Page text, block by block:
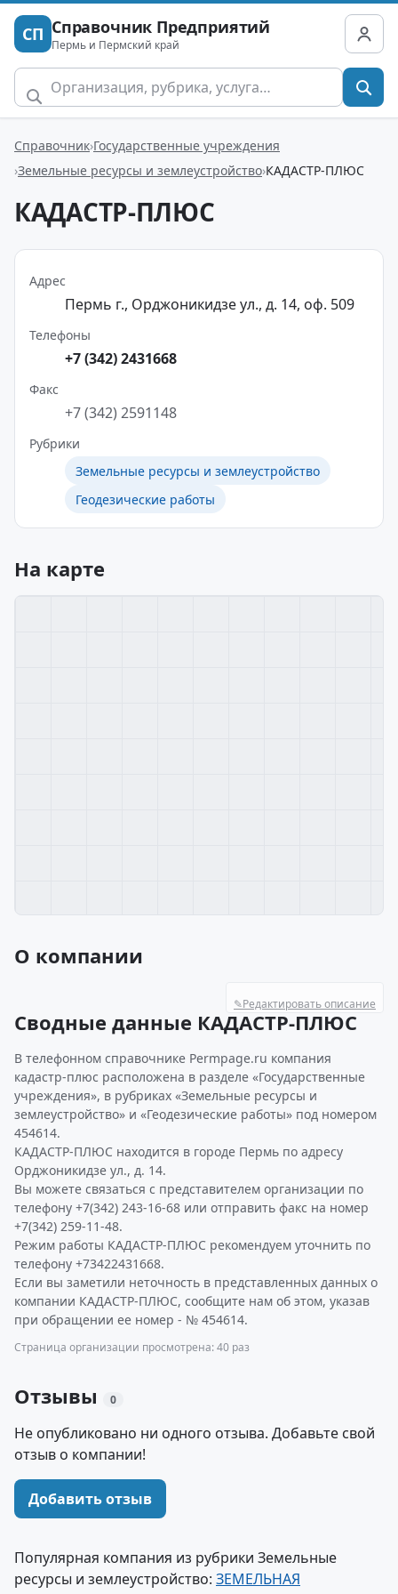
СП Справочник Предприятий
Пермь и Пермский край
Справочник Государственные учреждения
Земельные ресурсы и землеустройство КАДАСТР-ПЛЮС
КАДАСТР-ПЛЮС
Адрес
Пермь г., Орджоникидзе ул., д. 14, оф. 509
Телефоны
+7 (342) 2431668
Факс
+7 (342) 2591148
Рубрики
Земельные ресурсы и землеустройство
Геодезические работы
На карте
О компании
✎Редактировать описание
Сводные данные КАДАСТР-ПЛЮС
В телефонном справочнике Permpage.ru компания
кадастр-плюс расположена в разделе «Государственные
учреждения», в рубриках «Земельные ресурсы и
землеустройство» и «Геодезические работы» под номером
454614.
КАДАСТР-ПЛЮС находится в городе Пермь по адресу
Орджоникидзе ул., д. 14.
Вы можете связаться с представителем организации по
телефону +7(342) 243-16-68 или отправить факс на номер
+7(342) 259-11-48.
Режим работы КАДАСТР-ПЛЮС рекомендуем уточнить по
телефону +73422431668.
Если вы заметили неточность в представленных данных о
компании КАДАСТР-ПЛЮС, сообщите нам об этом, указав
при обращении ее номер - № 454614.
Страница организации просмотрена: 40 раз
Отзывы 0
Не опубликовано ни одного отзыва. Добавьте свой
отзыв о компании!
Добавить отзыв
Популярная компания из рубрики Земельные
ресурсы и землеустройство: ЗЕМЕЛЬНАЯ